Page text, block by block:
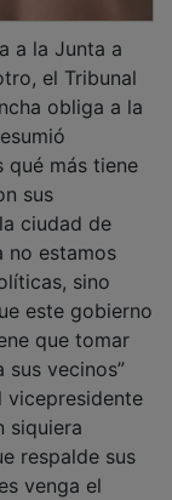
el Tribunal
obliga a la
más tiene
sus
ciudad de
no estamos
sino
este gobierno
que tomar
sus vecinos”
siquiera
respalde sus
venga el